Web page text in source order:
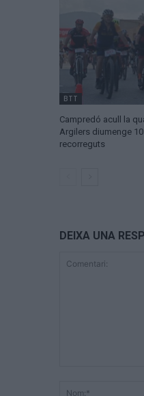
BTT
Campredó acull la
Argilers diumenge
recorreguts
DEIXA UNA